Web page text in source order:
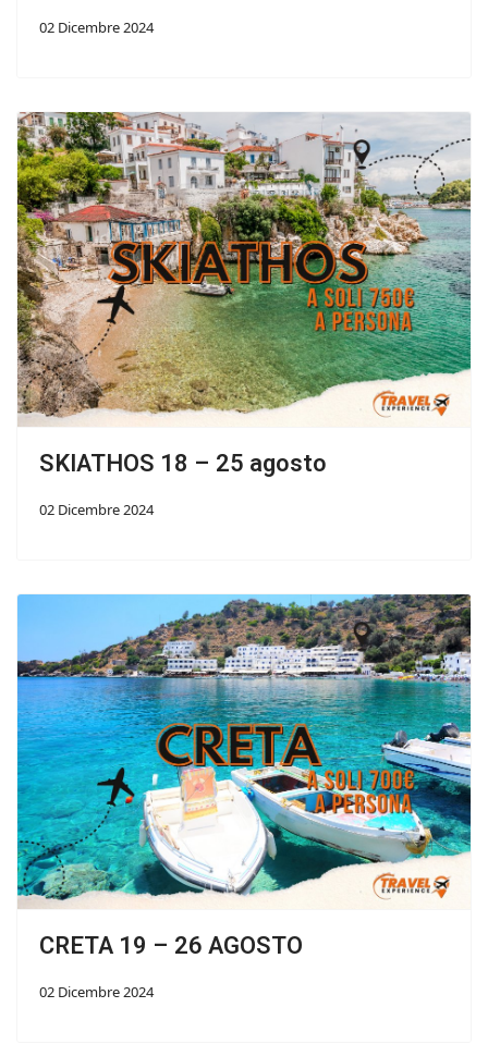
02 Dicembre 2024
SKIATHOS 18 – 25 agosto
02 Dicembre 2024
CRETA 19 – 26 AGOSTO
02 Dicembre 2024